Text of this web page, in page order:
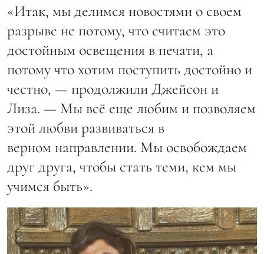
«Итак, мы делимся новостями о своем
разрыве не потому, что считаем это
достойным освещения в печати, а
потому что хотим поступить достойно и
честно, — продолжили Джейсон и
Лиза. — Мы всё еще любим и позволяем
этой любви развиваться в
верном направлении. Мы освобождаем
друг друга, чтобы стать теми, кем мы
учимся быть».